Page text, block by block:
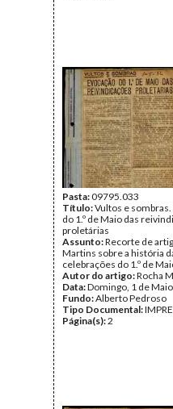
Pasta:09795.033
Título:Vultos e sombras.
do 1.º de Maio das
proletárias
Assunto:Recorte de
Martins sobre a história
celebrações do 1.º de
Autor do artigo:Rocha
Data:Domingo, 1 de
Fundo:Alberto Pedroso
Tipo Documental:
Página(s):2